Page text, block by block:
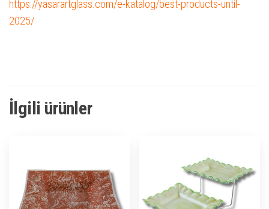
https://yasarartglass.com/e-katalog/best-products-until-
2025/
İlgili ürünler